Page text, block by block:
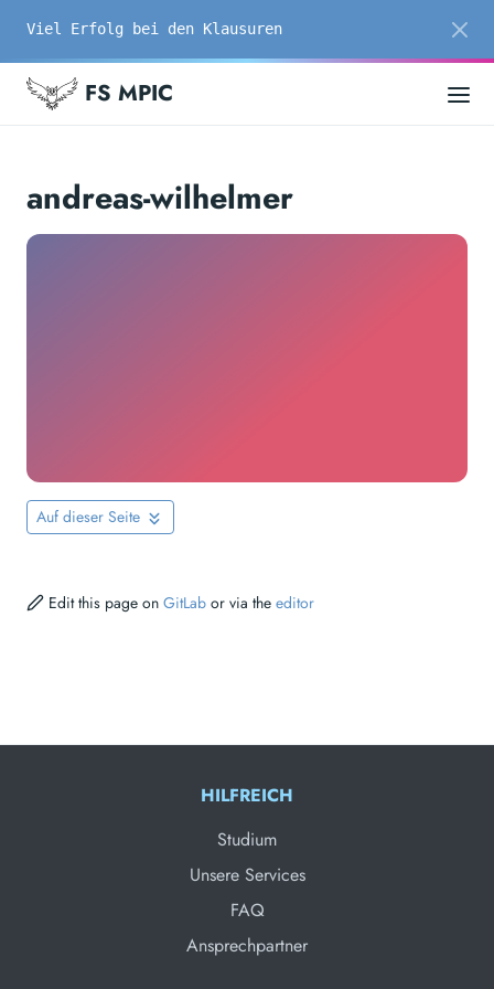
Viel Erfolg bei den Klausuren
FS MPIC
andreas-wilhelmer
Auf dieser Seite
Edit this page on GitLab or via the editor
HILFREICH
Studium
Unsere Services
FAQ
Ansprechpartner